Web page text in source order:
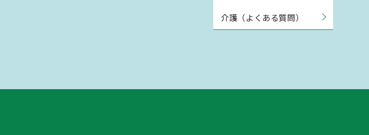
介護（よくある質問）